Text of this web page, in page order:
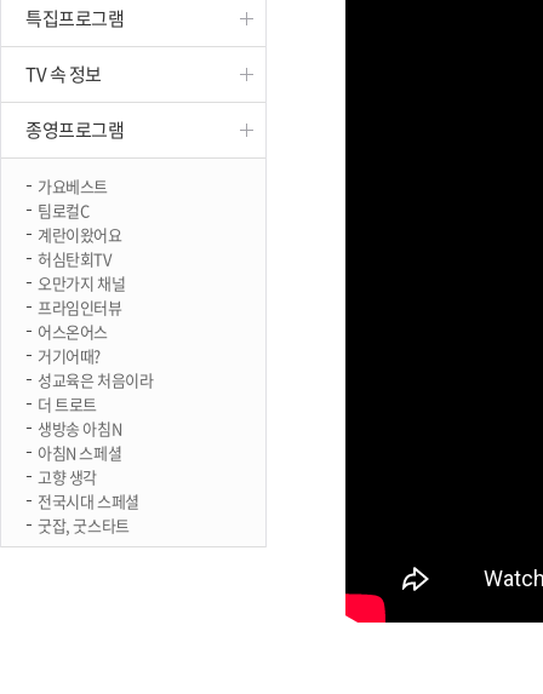
특집프로그램
TV 속 정보
종영프로그램
가요베스트
팀로컬C
계란이왔어요
허심탄회TV
오만가지 채널
프라임인터뷰
어스온어스
거기어때?
성교육은 처음이라
더 트로트
생방송 아침N
아침N 스페셜
고향 생각
전국시대 스페셜
굿잡, 굿스타트